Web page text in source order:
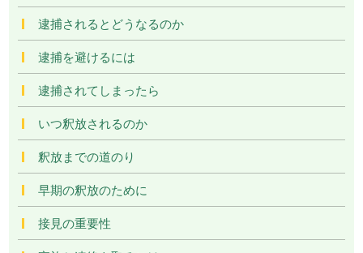
逮捕されるとどうなるのか
逮捕を避けるには
逮捕されてしまったら
いつ釈放されるのか
釈放までの道のり
早期の釈放のために
接見の重要性